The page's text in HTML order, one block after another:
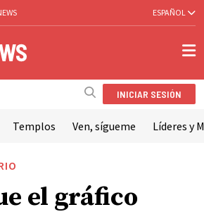
ESPAÑOL
INICIAR SESIÓN
Templos Ven, sígueme Líderes y
el gráfico